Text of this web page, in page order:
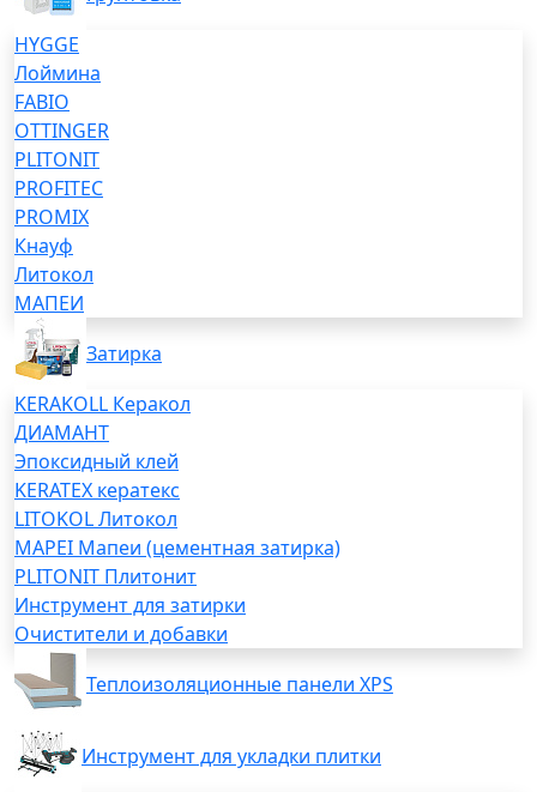
HYGGE
Лоймина
FABIO
OTTINGER
PLITONIT
PROFITEC
PROMIX
Кнауф
Литокол
МАПЕИ
Затирка
KERAKOLL Керакол
ДИАМАНТ
Эпоксидный клей
KERATEX кератекс
LITOKOL Литокол
MAPEI Мапеи (цементная затирка)
PLITONIT Плитонит
Инструмент для затирки
Очистители и добавки
Теплоизоляционные панели XPS
Инструмент для укладки плитки